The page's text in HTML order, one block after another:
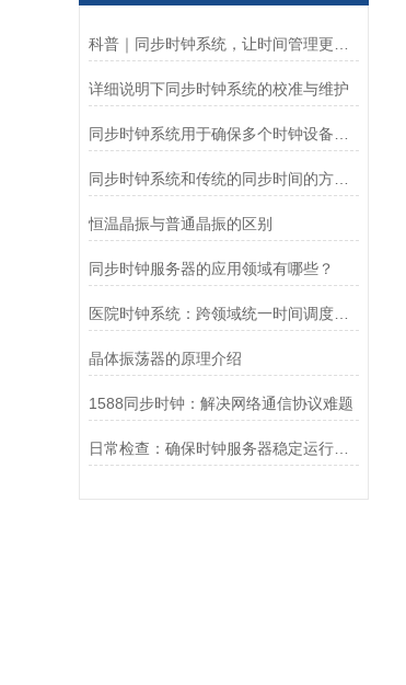
详细说明下同步时钟系统的校准与维护
同步时钟系统和传统的同步时间的方式有什么区别？
恒温晶振与普通晶振的区别
同步时钟服务器的应用领域有哪些？
医院时钟系统：跨领域统一时间调度的精准赋能者
晶体振荡器的原理介绍
1588同步时钟：解决网络通信协议难题
日常检查：确保时钟服务器稳定运行的关键措施